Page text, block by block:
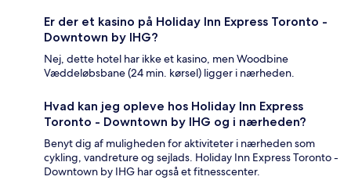
Er der et kasino på Holiday Inn Express Toronto -
Downtown by IHG?
Nej, dette hotel har ikke et kasino, men Woodbine
Væddeløbsbane (24 min. kørsel) ligger i nærheden.
Hvad kan jeg opleve hos Holiday Inn Express
Toronto - Downtown by IHG og i nærheden?
Benyt dig af muligheden for aktiviteter i nærheden som
cykling, vandreture og sejlads. Holiday Inn Express Toronto -
Downtown by IHG har også et fitnesscenter.